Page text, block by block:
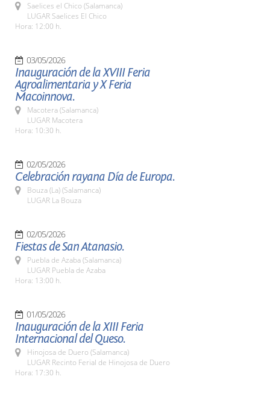
Saelices el Chico (Salamanca)
LUGAR Saelices El Chico
Hora: 12:00 h.
03/05/2026
Inauguración de la XVIII Feria
Agroalimentaria y X Feria
Macoinnova.
Macotera (Salamanca)
LUGAR Macotera
Hora: 10:30 h.
02/05/2026
Celebración rayana Día de Europa.
Bouza (La) (Salamanca)
LUGAR La Bouza
02/05/2026
Fiestas de San Atanasio.
Puebla de Azaba (Salamanca)
LUGAR Puebla de Azaba
Hora: 13:00 h.
01/05/2026
Inauguración de la XIII Feria
Internacional del Queso.
Hinojosa de Duero (Salamanca)
LUGAR Recinto Ferial de Hinojosa de Duero
Hora: 17:30 h.